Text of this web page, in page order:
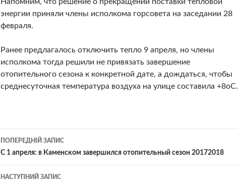
энергии приняли члены исполкома горсовета на заседании 28
февраля.
Ранее предлагалось отключить тепло 9 апреля, но члены
исполкома тогда решили не привязать завершение
отопительного сезона к конкретной дате, а дождаться, чтобы
среднесуточная температура воздуха на улице составила +8оС.
Навігація
по
записам
ПОПЕРЕДНІЙ ЗАПИС
С 1 апреля: в Каменском завершился отопительный сезон 20172018
НАСТУПНИЙ ЗАПИС